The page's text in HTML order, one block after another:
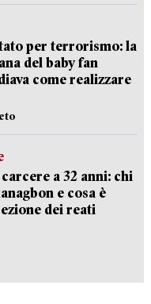
per terrorismo: la
del baby fan
come realizzare
a 32 anni: chi
e cosa è
dei reati